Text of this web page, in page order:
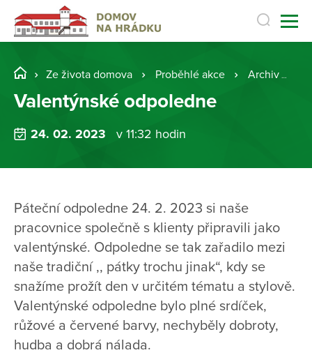
Ze života domova Proběhlé akce Archiv
Valentýnské odpoledne
24. 02. 2023 v 11:32 hodin
Páteční odpoledne 24. 2. 2023 si naše
pracovnice společně s klienty připravili jako
valentýnské. Odpoledne se tak zařadilo mezi
naše tradiční ,, pátky trochu jinak“, kdy se
snažíme prožít den v určitém tématu a stylově.
Valentýnské odpoledne bylo plné srdíček,
růžové a červené barvy, nechyběly dobroty,
hudba a dobrá nálada.